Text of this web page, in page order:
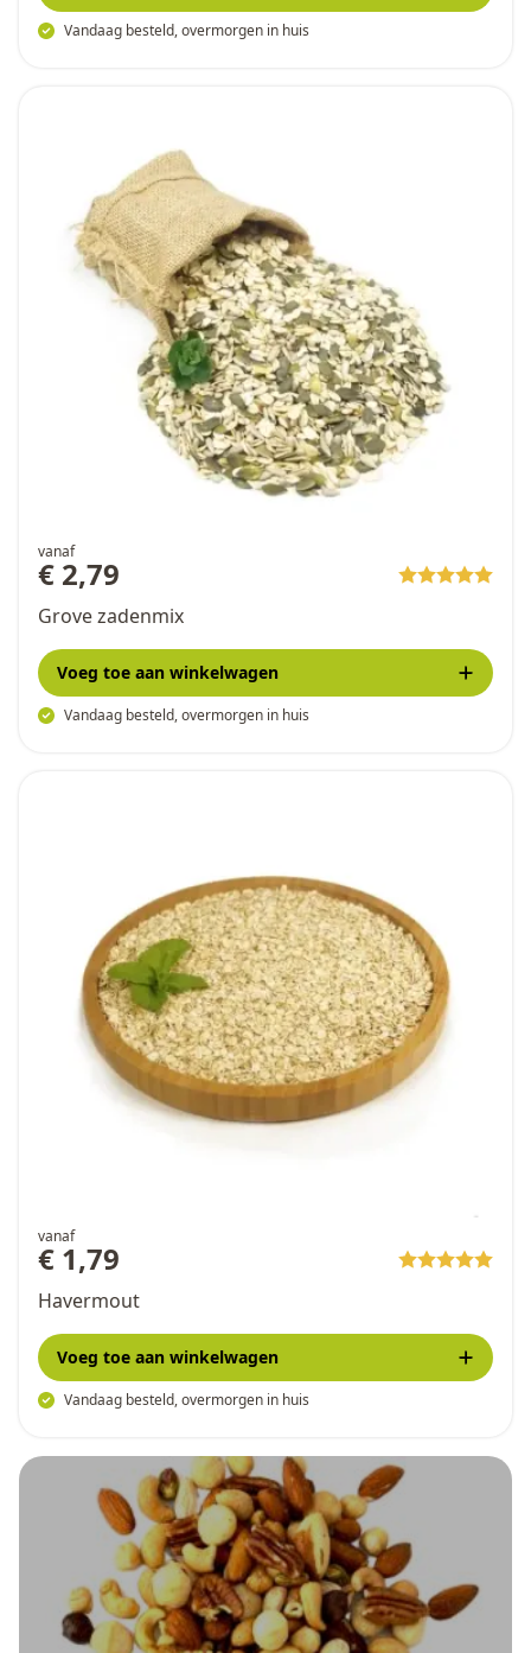
Vandaag besteld, overmorgen in huis
vanaf
€ 2,79
Grove zadenmix
Vandaag besteld, overmorgen in huis
Voeg toe aan winkelwagen
vanaf
€ 1,79
Havermout
Vandaag besteld, overmorgen in huis
Voeg toe aan winkelwagen